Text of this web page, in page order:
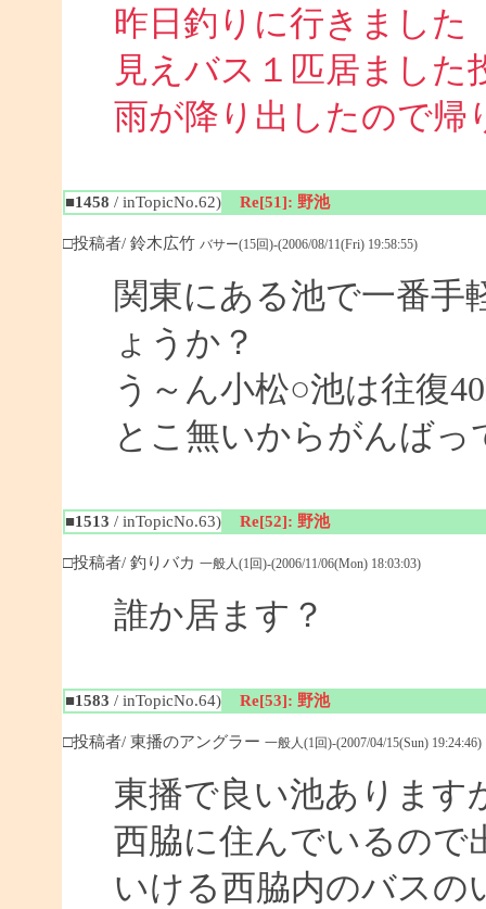
昨日釣りに行きました
見えバス１匹居まし
雨が降り出したので帰
■1458 / inTopicNo.62) Re[51]: 野池
□投稿者/ 鈴木広竹 バサー(15回)-(2006/08/11(Fri) 19:58:55)
関東にある池で一番手
ょうか？
う～ん小松○池は往復
とこ無いからがんば
■1513 / inTopicNo.63) Re[52]: 野池
□投稿者/ 釣りバカ 一般人(1回)-(2006/11/06(Mon) 18:03:03)
誰か居ます？
■1583 / inTopicNo.64) Re[53]: 野池
□投稿者/ 東播のアングラー 一般人(1回)-(2007/04/15(Sun) 19:24:46)
東播で良い池あります
西脇に住んでいるので
いける西脇内のバスの